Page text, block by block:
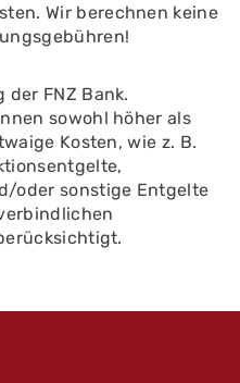
Wir berechnen keine
der FNZ Bank.
sowohl höher als
Kosten, wie z. B.
oder sonstige Entgelte